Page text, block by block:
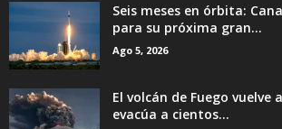
Seis meses en órbita:
para su próxima gran...
Ago 5, 2026
El volcán de Fuego vuelve
evacúa a cientos...